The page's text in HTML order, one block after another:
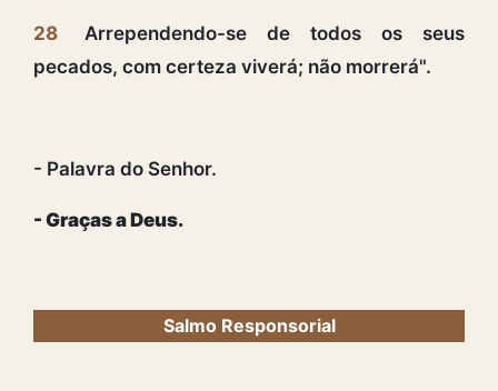
28
Arrependendo-se de todos os seus
pecados, com certeza viverá; não morrerá".
- Palavra do Senhor.
- Graças a Deus.
Salmo Responsorial